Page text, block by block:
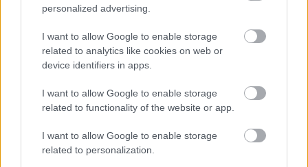
personalized advertising.
I want to allow Google to enable storage
related to analytics like cookies on web or
device identifiers in apps.
I want to allow Google to enable storage
related to functionality of the website or app.
I want to allow Google to enable storage
related to personalization.
végrehajtja, mivel a döntéshozók szerint az
alkalmatlan volt az elfogadásra. Tehát nincs
új Paraméterkönyv, hanem folyik a szakmai
hiányosságok pótlása és az egyeztetés a
határozatban megfogalmazottak szerint."